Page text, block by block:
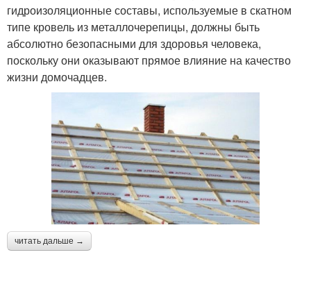
гидроизоляционные составы, используемые в скатном
типе кровель из металлочерепицы, должны быть
абсолютно безопасными для здоровья человека,
поскольку они оказывают прямое влияние на качество
жизни домочадцев.
читать дальше →